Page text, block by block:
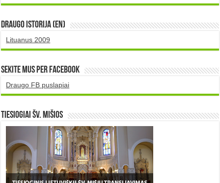
DRAUGO istorija (EN)
Lituanus 2009
Sekite mus per Facebook
Draugo FB puslapiai
TIESIOGIAI šv. MIŠIOS